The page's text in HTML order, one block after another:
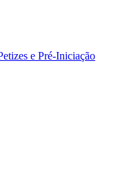
e Pré-Iniciação